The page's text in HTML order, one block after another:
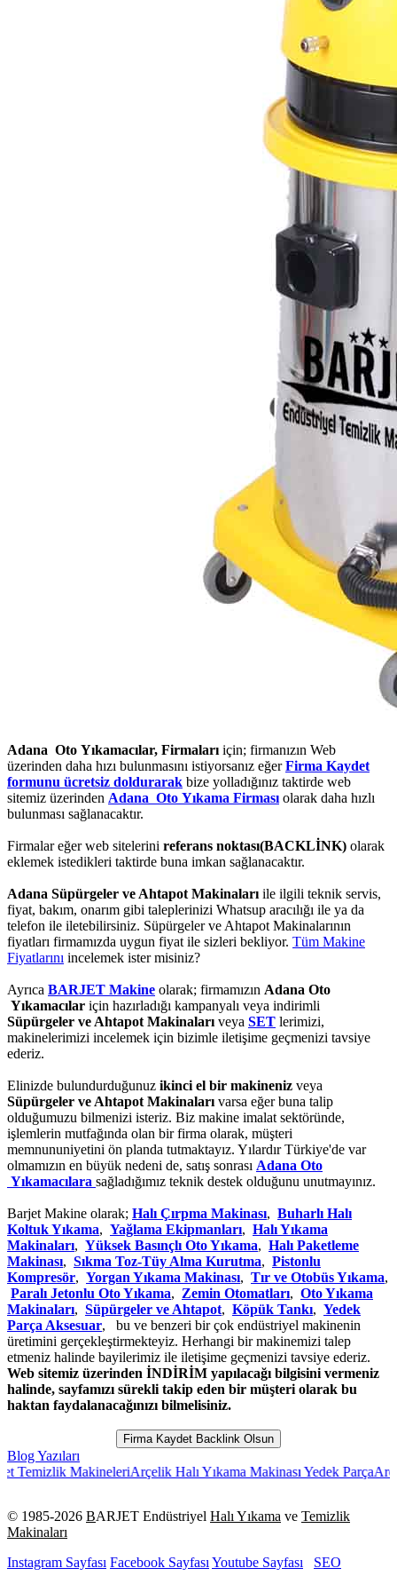
Adana Oto Yıkamacılar, Firmalarıiçin; firmanızın Web
üzerinden daha hızı bulunmasını istiyorsanız eğerFirma Kaydet
formunu ücretsiz doldurarak bize yolladığınız taktirde web
sitemiz üzerinden Adana Oto Yıkama Firmasıolarak daha hızlı
bulunması sağlanacaktır.
Firmalar eğer web sitelerini referans noktası(BACKLİNK) olarak
eklemek istedikleri taktirde buna imkan sağlanacaktır.
Adana Süpürgeler ve Ahtapot Makinalarıile ilgili teknik servis,
fiyat, bakım, onarım gibi taleplerinizi Whatsup aracılığı ile ya da
telefon ile iletebilirsiniz. Süpürgeler ve Ahtapot Makinalarının
fiyatları firmamızda uygun fiyat ile sizleri bekliyor. Tüm Makine
Fiyatlarını incelemek ister misiniz?
Ayrıca BARJET Makine olarak; firmamızın Adana Oto
Yıkamacılar için hazırladığı kampanyalı veya indirimli
Süpürgeler ve Ahtapot Makinalarıveya SET lerimizi,
makinelerimizi incelemek için bizimle iletişime geçmenizi tavsiye
ederiz.
Elinizde bulundurduğunuz ikinci el bir makineniz veya
Süpürgeler ve Ahtapot Makinalarıvarsa eğer buna talip
olduğumuzu bilmenizi isteriz. Biz makine imalat sektöründe,
işlemlerin mutfağında olan bir firma olarak, müşteri
memnununiyetini ön planda tutmaktayız. Yılardır Türkiye'de var
olmamızın en büyük nedeni de, satış sonrası Adana Oto
Yıkamacılara sağladığımız teknik destek olduğunu unutmayınız.
Barjet Makine olarak; Halı Çırpma Makinası, Buharlı Halı
Koltuk Yıkama, Yağlama Ekipmanları, Halı Yıkama
Makinaları, Yüksek Basınçlı Oto Yıkama, Halı Paketleme
Makinası, Sıkma Toz-Tüy Alma Kurutma, Pistonlu
Kompresör, Yorgan Yıkama Makinası, Tır ve Otobüs Yıkama,
Paralı Jetonlu Oto Yıkama, Zemin Otomatları, Oto Yıkama
Makinaları, Süpürgeler ve Ahtapot, Köpük Tankı, Yedek
Parça Aksesuar, bu ve benzeri bir çok endüstriyel makinenin
üretimini gerçekleştirmekteyiz. Herhangi bir makinemizi talep
etmeniz halinde bayilerimiz ile iletişime geçmenizi tavsiye ederiz.
Web sitemiz üzerinden İNDİRİM yapılacağı bilgisini vermeniz
halinde, sayfamızı sürekli takip eden bir müşteri olarak bu
haktan faydalanacağınızı bilmelisiniz.
Firma Kaydet Backlink Olsun
Blog Yazıları
MakineleriArçelik Halı Yıkama Makinası Yedek ParçaArçelik
© 1985-2026 BARJET Endüstriyel Halı Yıkama ve Temizlik
Makinaları
Instagram Sayfası Facebook SayfasıYoutube Sayfası SEO